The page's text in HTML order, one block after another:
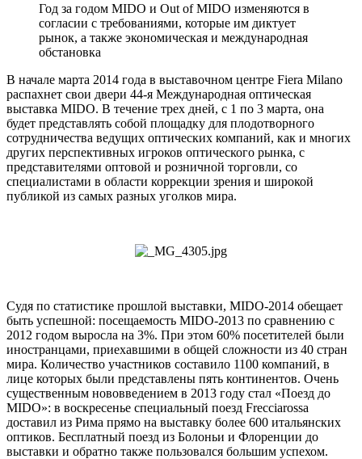
Год за годом MIDO и Out of MIDO изменяются в
согласии с требованиями, которые им диктует
рынок, а также экономическая и международная
обстановка
В начале марта 2014 года в выставочном центре Fiera Milano
распахнет свои двери 44-я Международная оптическая
выставка MIDO. В течение трех дней, с 1 по 3 марта, она
будет представлять собой площадку для плодотворного
сотрудничества ведущих оптических компаний, как и многих
других перспективных игроков оптического рынка, с
представителями оптовой и розничной торговли, со
специалистами в области коррекции зрения и широкой
публикой из самых разных уголков мира.
Судя по статистике прошлой выставки, MIDO-2014 обещает
быть успешной: посещаемость MIDO-2013 по сравнению с
2012 годом выросла на 3%. При этом 60% посетителей были
иностранцами, приехавшими в общей сложности из 40 стран
мира. Количество участников составило 1100 компаний, в
лице которых были представлены пять континентов. Очень
существенным нововведением в 2013 году стал «Поезд до
MIDO»: в воскресенье специальный поезд Frecciarossa
доставил из Рима прямо на выставку более 600 итальянских
оптиков. Бесплатный поезд из Болоньи и Флоренции до
выставки и обратно также пользовался большим успехом.